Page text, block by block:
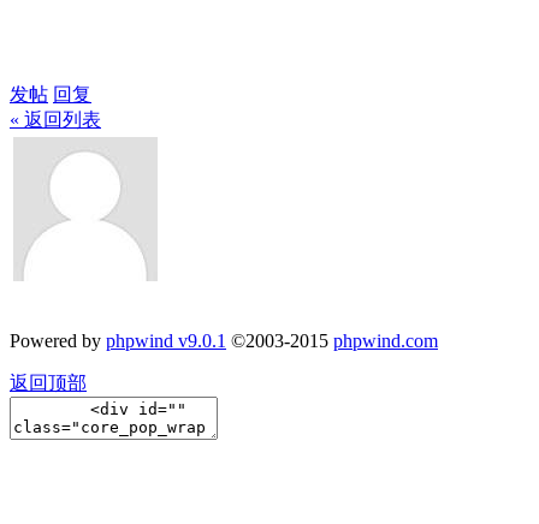
发帖 回复
« 返回列表
Powered by phpwind v9.0.1 ©2003-2015 phpwind.com
返回顶部